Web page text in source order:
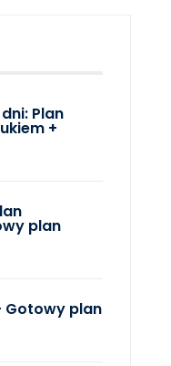
Plan
+
plan
Gotowy plan